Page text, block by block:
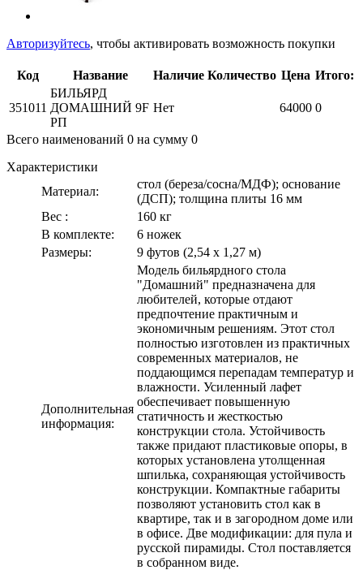
Авторизуйтесь, чтобы активировать возможность покупки
Код Название Наличие Количество Цена Итого:
351011
БИЛЬЯРД
ДОМАШНИЙ 9F
РП
Нет 64000 0
Всего наименований 0 на сумму 0
Характеристики
Материал:
стол (береза/сосна/МДФ); основание
(ДСП); толщина плиты 16 мм
Вес :
160 кг
В комплекте:
6 ножек
Размеры:
9 футов (2,54 х 1,27 м)
Дополнительная
информация:
Модель бильярдного стола
"Домашний" предназначена для
любителей, которые отдают
предпочтение практичным и
экономичным решениям. Этот стол
полностью изготовлен из практичных
современных материалов, не
поддающимся перепадам температур и
влажности. Усиленный лафет
обеспечивает повышенную
статичность и жесткостью
конструкции стола. Устойчивость
также придают пластиковые опоры, в
которых установлена утолщенная
шпилька, сохраняющая устойчивость
конструкции. Компактные габариты
позволяют установить стол как в
квартире, так и в загородном доме или
в офисе. Две модификации: для пула и
русской пирамиды. Стол поставляется
в собранном виде.